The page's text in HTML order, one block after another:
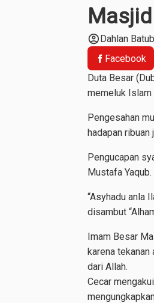
account_circleDahlan
Facebook
Duta Besar
memeluk
Pengesahan
hadapan
Pengucapan
Mustafa
“Asyhadu anla
disambut
Imam Besar
karena tekanan
dari Allah.
Cecar